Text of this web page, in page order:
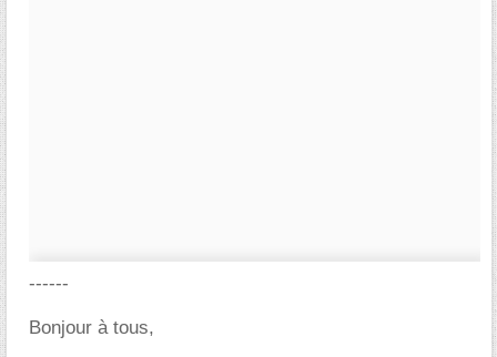
------
Bonjour à tous,